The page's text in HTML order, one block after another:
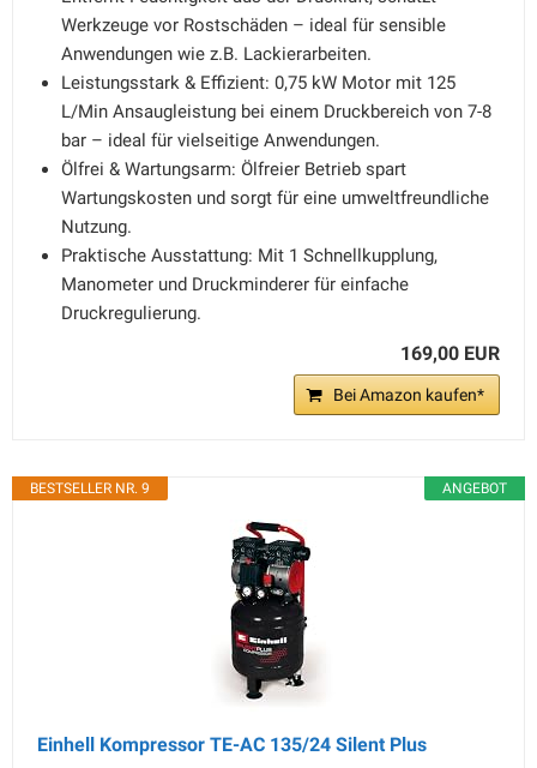
Werkzeuge vor Rostschäden – ideal für sensible
Anwendungen wie z.B. Lackierarbeiten.
Leistungsstark & Effizient: 0,75 kW Motor mit 125
L/Min Ansaugleistung bei einem Druckbereich von 7-8
bar – ideal für vielseitige Anwendungen.
Ölfrei & Wartungsarm: Ölfreier Betrieb spart
Wartungskosten und sorgt für eine umweltfreundliche
Nutzung.
Praktische Ausstattung: Mit 1 Schnellkupplung,
Manometer und Druckminderer für einfache
Druckregulierung.
169,00 EUR
Bei Amazon kaufen*
ANGEBOT
BESTSELLER NR. 9
Einhell Kompressor TE-AC 135/24 Silent Plus